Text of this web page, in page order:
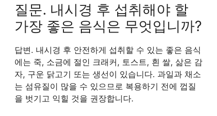
질문. 내시경 후 섭취해야 할
가장 좋은 음식은 무엇입니까?
답변. 내시경 후 안전하게 섭취할 수 있는 좋은 음식
에는 죽, 소금에 절인 크래커, 토스트, 흰 쌀, 삶은 감
자, 구운 닭고기 또는 생선이 있습니다. 과일과 채소
는 섬유질이 많을 수 있으므로 복용하기 전에 껍질
을 벗기고 익힐 것을 권장합니다.